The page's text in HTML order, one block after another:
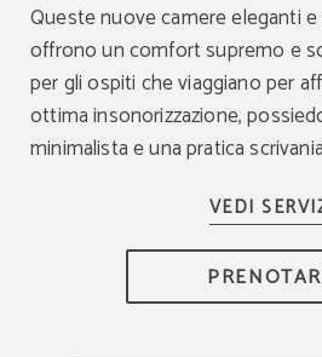
Queste nuove camere eleganti
offrono un comfort supremo e
per gli ospiti che viaggiano per
ottima insonorizzazione,
minimalista e una pratica